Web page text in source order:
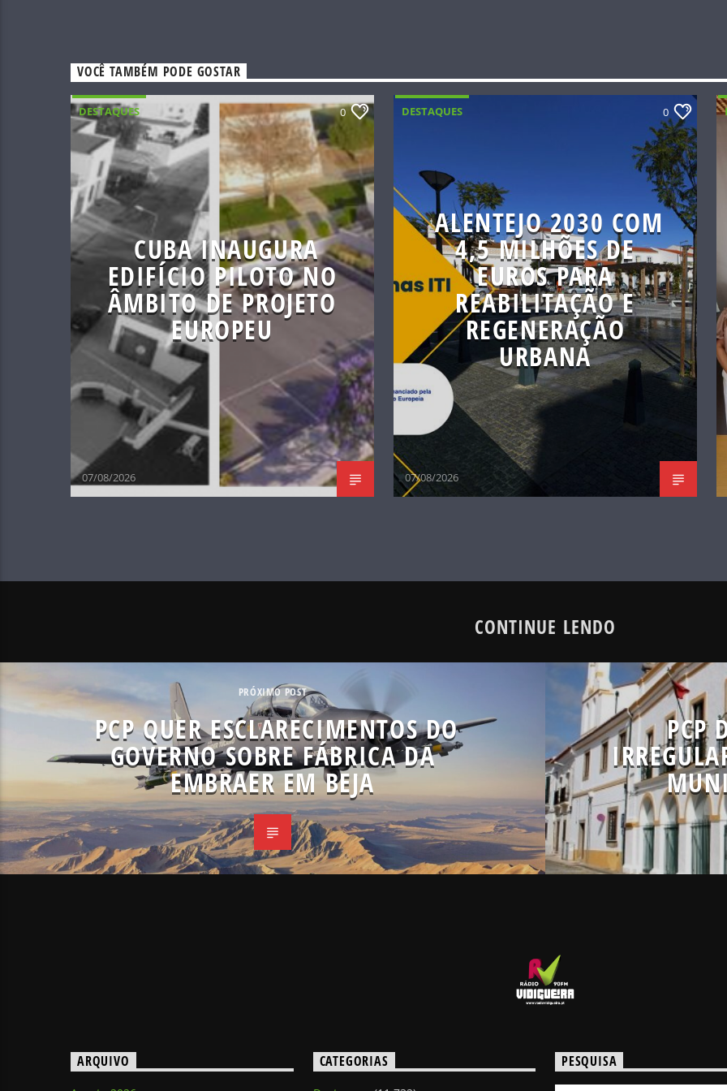
VOCÊ TAMBÉM PODE GOSTAR
DESTAQUES 0
CUBA INAUGURA
EDIFÍCIO PILOTO NO
ÂMBITO DE PROJETO
EUROPEU
07/08/2026
DESTAQUES 0
ALENTEJO 2030 COM
4,5 MILHÕES DE
EUROS PARA
REABILITAÇÃO E
REGENERAÇÃO
URBANA
07/08/2026
CONTINUE LENDO
PRÓXIMO POST
PCP QUER ESCLARECIMENTOS DO
GOVERNO SOBRE FÁBRICA DA
EMBRAER EM BEJA
PCP
ARQUIVO CATEGORIAS PESQUISA